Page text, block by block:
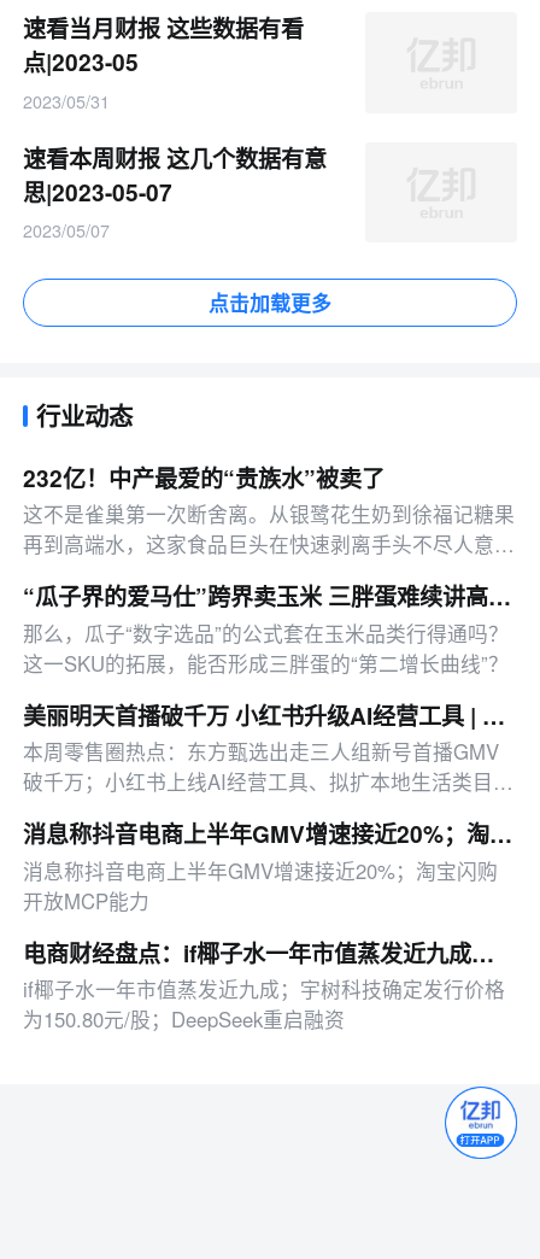
速看当月财报 这些数据有看
点|2023-05
2023/05/31
速看本周财报 这几个数据有意
思|2023-05-07
2023/05/07
点击加载更多
行业动态
232亿！中产最爱的“贵族水”被卖了
这不是雀巢第一次断舍离。从银鹭花生奶到徐福记糖果
再到高端水，这家食品巨头在快速剥离手头不尽人意的
场去魅的一则信号。
“瓜子界的爱马仕”跨界卖玉米 三胖蛋难续讲高端故事？
那么，瓜子“数字选品”的公式套在玉米品类行得通吗？
这一SKU的拓展，能否形成三胖蛋的“第二增长曲线”？
美丽明天首播破千万 小红书升级AI经营工具 | 邦小白零售周报
本周零售圈热点：东方甄选出走三人组新号首播GMV
破千万；小红书上线AI经营工具、拟扩本地生活类目；
消息称抖音电商上半年GMV增速接近20%；淘宝闪购开放MCP能力丨零售电商周报
消息称抖音电商上半年GMV增速接近20%；淘宝闪购
开放MCP能力
电商财经盘点：if椰子水一年市值蒸发近九成；宇树科技确定发行价格为150.80元/股
if椰子水一年市值蒸发近九成；宇树科技确定发行价格
为150.80元/股；DeepSeek重启融资